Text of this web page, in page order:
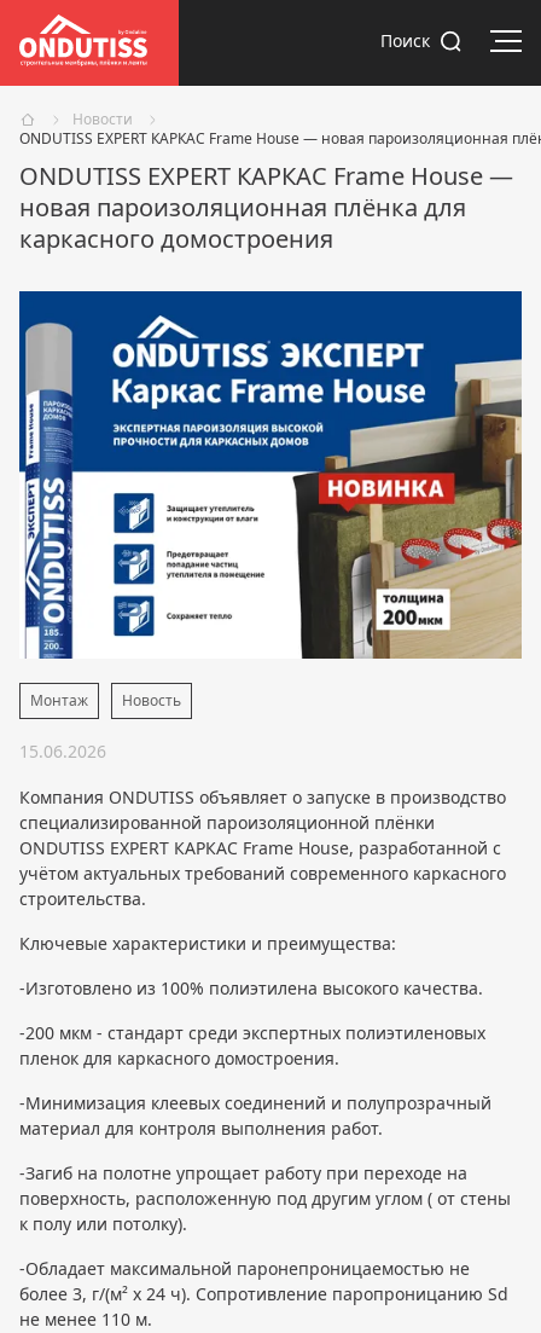
Поиск
Новости
ONDUTISS EXPERT КАРКАС Frame House — новая пароизоляционная
ONDUTISS EXPERT КАРКАС Frame House —
новая пароизоляционная плёнка для
каркасного домостроения
Монтаж Новость
15.06.2026
Компания ONDUTISS объявляет о запуске в производство
специализированной пароизоляционной плёнки
ONDUTISS EXPERT КАРКАС Frame House, разработанной с
учётом актуальных требований современного каркасного
строительства.
Ключевые характеристики и преимущества:
-Изготовлено из 100% полиэтилена высокого качества.
-200 мкм - стандарт среди экспертных полиэтиленовых
пленок для каркасного домостроения.
-Минимизация клеевых соединений и полупрозрачный
материал для контроля выполнения работ.
-Загиб на полотне упрощает работу при переходе на
поверхность, расположенную под другим углом ( от стены
к полу или потолку).
-Обладает максимальной паронепроницаемостью не
более 3, г/(м² х 24 ч). Сопротивление паропроницанию Sd
не менее 110 м.